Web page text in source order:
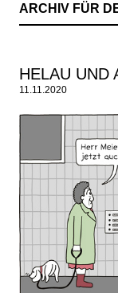
ARCHIV FÜR
HELAU UND
11.11.2020